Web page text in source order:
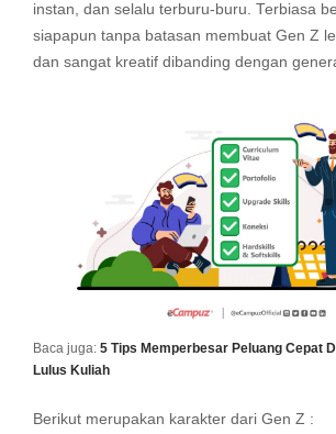
instan, dan selalu terburu-buru. Terbiasa
siapapun tanpa batasan membuat Gen Z
dan sangat kreatif dibanding dengan
Baca juga: 5 Tips Memperbesar Peluang Cepat
Lulus Kuliah
Berikut merupakan karakter dari Gen Z :